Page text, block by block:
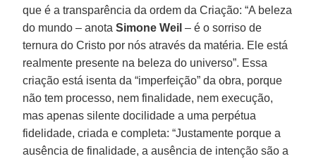
que é a transparência da ordem da Criação: “A beleza
do mundo – anotaSimone Weil – é o sorriso de
ternura do Cristo por nós através da matéria. Ele está
realmente presente na beleza do universo”. Essa
criação está isenta da “imperfeição” da obra, porque
não tem processo, nem finalidade, nem execução,
mas apenas silente docilidade a uma perpétua
fidelidade, criada e completa: “Justamente porque a
ausência de finalidade, a ausência de intenção são a